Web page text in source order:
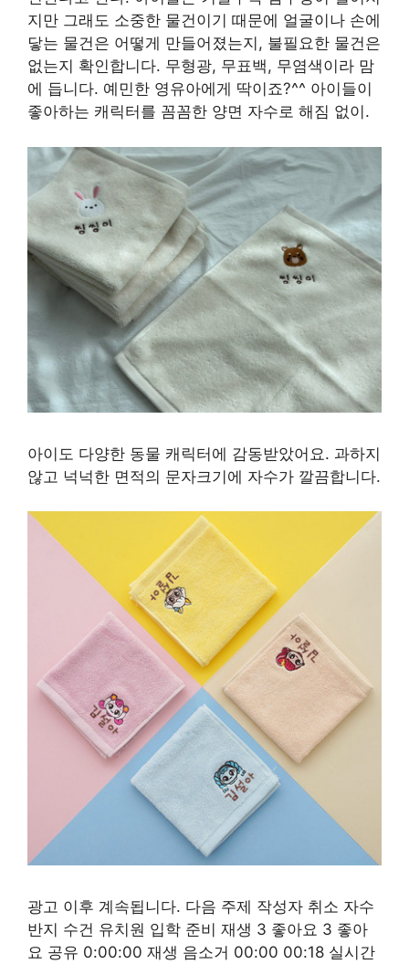
지만 그래도 소중한 물건이기 때문에 얼굴이나 손에
닿는 물건은 어떻게 만들어졌는지, 불필요한 물건은
없는지 확인합니다. 무형광, 무표백, 무염색이라 맘
에 듭니다. 예민한 영유아에게 딱이죠?^^ 아이들이
좋아하는 캐릭터를 꼼꼼한 양면 자수로 해짐 없이.
아이도 다양한 동물 캐릭터에 감동받았어요. 과하지
않고 넉넉한 면적의 문자크기에 자수가 깔끔합니다.
광고 이후 계속됩니다. 다음 주제 작성자 취소 자수
반지 수건 유치원 입학 준비 재생 3 좋아요 3 좋아
요 공유 0:00:00 재생 음소거 00:00 00:18 실시간